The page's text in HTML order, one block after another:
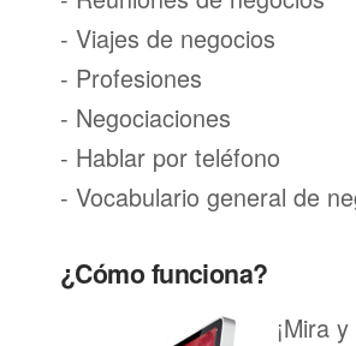
- Viajes de negocios
- Profesiones
- Negociaciones
- Hablar por teléfono
- Vocabulario general de
¿Cómo funciona?
¡Mira